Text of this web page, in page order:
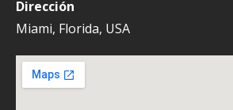
Dirección
Miami, Florida, USA